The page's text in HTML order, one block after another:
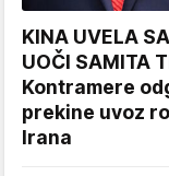
KINA UVELA
UOČI SAMITA
Kontramere
prekine uvoz
Irana